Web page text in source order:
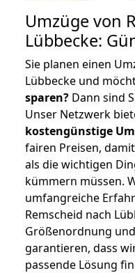
Umzüge von
Lübbecke:
Sie planen einen
Lübbecke und
sparen? Dann sind
Unser Netzwerk
kostengünstige
fairen Preisen,
als die wichtigen
kümmern müssen.
umfangreiche
Remscheid nach
Größenordnung
garantieren, dass
passende Lösung